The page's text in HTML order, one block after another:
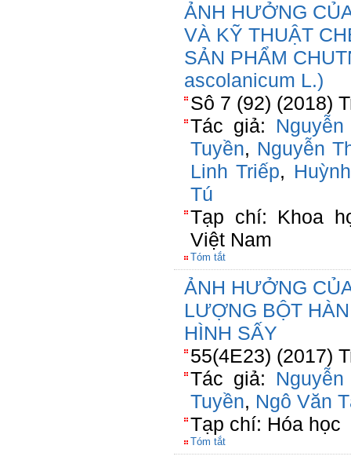
ẢNH HƯỞNG
VÀ KỸ THUẬT
SẢN PHẨM
ascolanicum L.)
Sô 7 (92) (2018)
Tác giả:
Tuyền, Nguyễn
Linh Triếp,
Tú
Tạp chí: Khoa
Việt Nam
Tóm tắt
ẢNH HƯỞNG
LƯỢNG BỘT
HÌNH SẤY
55(4E23) (2017)
Tác giả:
Tuyền, Ngô Văn
Tạp chí: Hóa học
Tóm tắt